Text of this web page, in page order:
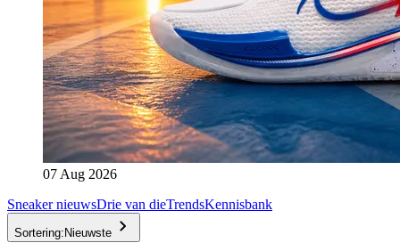
07 Aug 2026
Sneaker nieuwsDrie van dieTrendsKennisbank
Sortering:Nieuwste